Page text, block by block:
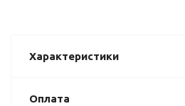
Характеристики
Оплата